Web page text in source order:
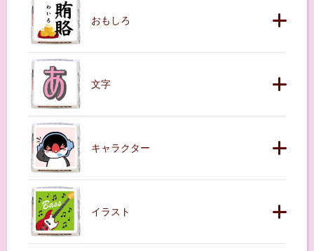
おもしろ
文字
キャラクター
イラスト